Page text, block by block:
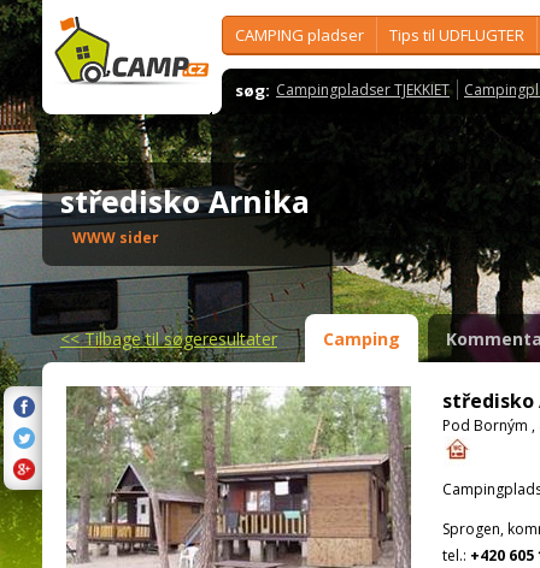
CAMPING pladser Tips til UDFLUGTER
søg: Campingpladser TJEKKIET
středisko Arnika
WWW sider
<<Tilbage til søgeresultater Camping
středisko
Pod Borným ,
Sprogen,
tel.: +420 605